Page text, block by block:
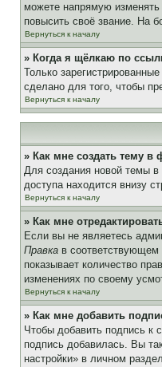
можете напрямую
повысить своё звание. На
Вернуться к началу
» Когда я щёлкаю по
Только
сделано для того, чтобы
Вернуться к началу
» Как мне создать тему в
Для создания новой темы
доступа находится внизу
Вернуться к началу
» Как мне
Если вы не являетесь
Правка в соответствующем
показывает количество
изменениях по своему
Вернуться к началу
» Как мне добавить
Чтобы добавить подпись к
подпись добавилась. Вы
настройки» в личном